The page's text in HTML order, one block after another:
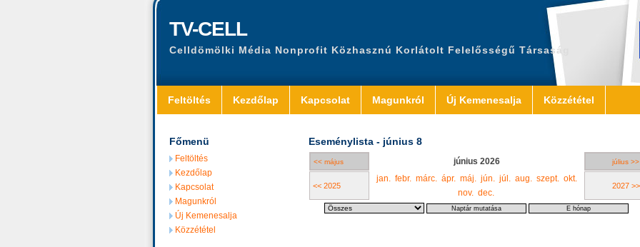
TV-CELL
Celldömölki Média Nonprofit Közhasznú Korlátolt Felelősségű Társaság
Feltöltés Kezdőlap Kapcsolat Magunkról Új Kemenesalja Közzététel
Főmenü
Feltöltés
Kezdőlap
Kapcsolat
Magunkról
Új Kemenesalja
Közzététel
Eseménylista - június 8
<< május június 2026 július >>
<< 2025
jan. febr. márc. ápr. máj. jún. júl. aug. szept. okt.
nov. dec.
2027 >>